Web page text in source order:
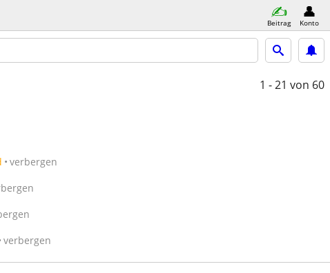
Beitrag Konto
1 - 21 von 60
verbergen
verbergen